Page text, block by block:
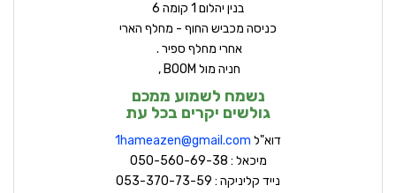
בנין יהלום 1 קומה 6
כניסה מכביש החוף - מחלף הארי
אחרי מחלף ספיר .
חניה מול BOOM ,
נשמח לשמוע ממכם
גולשים יקרים בכל עת
דוא"ל 1 hameazen@gmail.com
מיכאל : 050-560-69-38
נייד קליניקה : 053-370-73-59